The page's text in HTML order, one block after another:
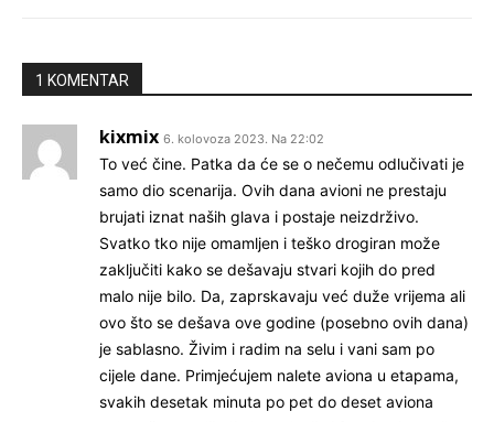
1 KOMENTAR
kixmix 6. kolovoza 2023. Na 22:02
To već čine. Patka da će se o nečemu odlučivati je
samo dio scenarija. Ovih dana avioni ne prestaju
brujati iznat naših glava i postaje neizdrživo.
Svatko tko nije omamljen i teško drogiran može
zaključiti kako se dešavaju stvari kojih do pred
malo nije bilo. Da, zaprskavaju već duže vrijema ali
ovo što se dešava ove godine (posebno ovih dana)
je sablasno. Živim i radim na selu i vani sam po
cijele dane. Primjećujem nalete aviona u etapama,
svakih desetak minuta po pet do deset aviona